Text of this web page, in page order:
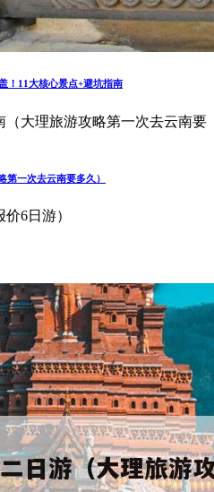
！11大核心景点+避坑指南
一次去云南要多久）